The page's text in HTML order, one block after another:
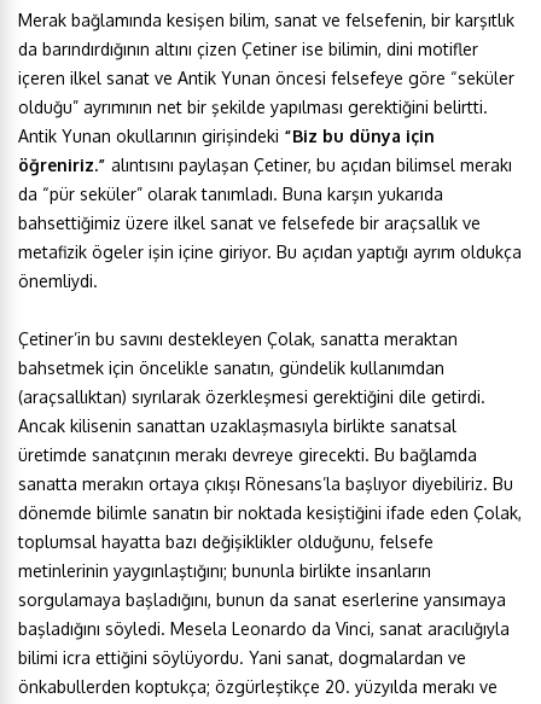
Merak bağlamında kesişen bilim, sanat ve felsefenin, bir karşıtlık
da barındırdığının altını çizen Çetiner ise bilimin, dini motifler
içeren ilkel sanat ve Antik Yunan öncesi felsefeye göre “seküler
olduğu” ayrımının net bir şekilde yapılması gerektiğini belirtti.
Antik Yunan okullarının girişindeki “Biz bu dünya için
öğreniriz.” alıntısını paylaşan Çetiner, bu açıdan bilimsel merakı
da “pür seküler” olarak tanımladı. Buna karşın yukarıda
bahsettiğimiz üzere ilkel sanat ve felsefede bir araçsallık ve
metafizik ögeler işin içine giriyor. Bu açıdan yaptığı ayrım oldukça
önemliydi.
Çetiner’in bu savını destekleyen Çolak, sanatta meraktan
bahsetmek için öncelikle sanatın, gündelik kullanımdan
(araçsallıktan) sıyrılarak özerkleşmesi gerektiğini dile getirdi.
Ancak kilisenin sanattan uzaklaşmasıyla birlikte sanatsal
üretimde sanatçının merakı devreye girecekti. Bu bağlamda
sanatta merakın ortaya çıkışı Rönesans’la başlıyor diyebiliriz. Bu
dönemde bilimle sanatın bir noktada kesiştiğini ifade eden Çolak,
toplumsal hayatta bazı değişiklikler olduğunu, felsefe
metinlerinin yaygınlaştığını; bununla birlikte insanların
sorgulamaya başladığını, bunun da sanat eserlerine yansımaya
başladığını söyledi. Mesela Leonardo da Vinci, sanat aracılığıyla
bilimi icra ettiğini söylüyordu. Yani sanat, dogmalardan ve
önkabullerden koptukça; özgürleştikçe 20. yüzyılda merakı ve